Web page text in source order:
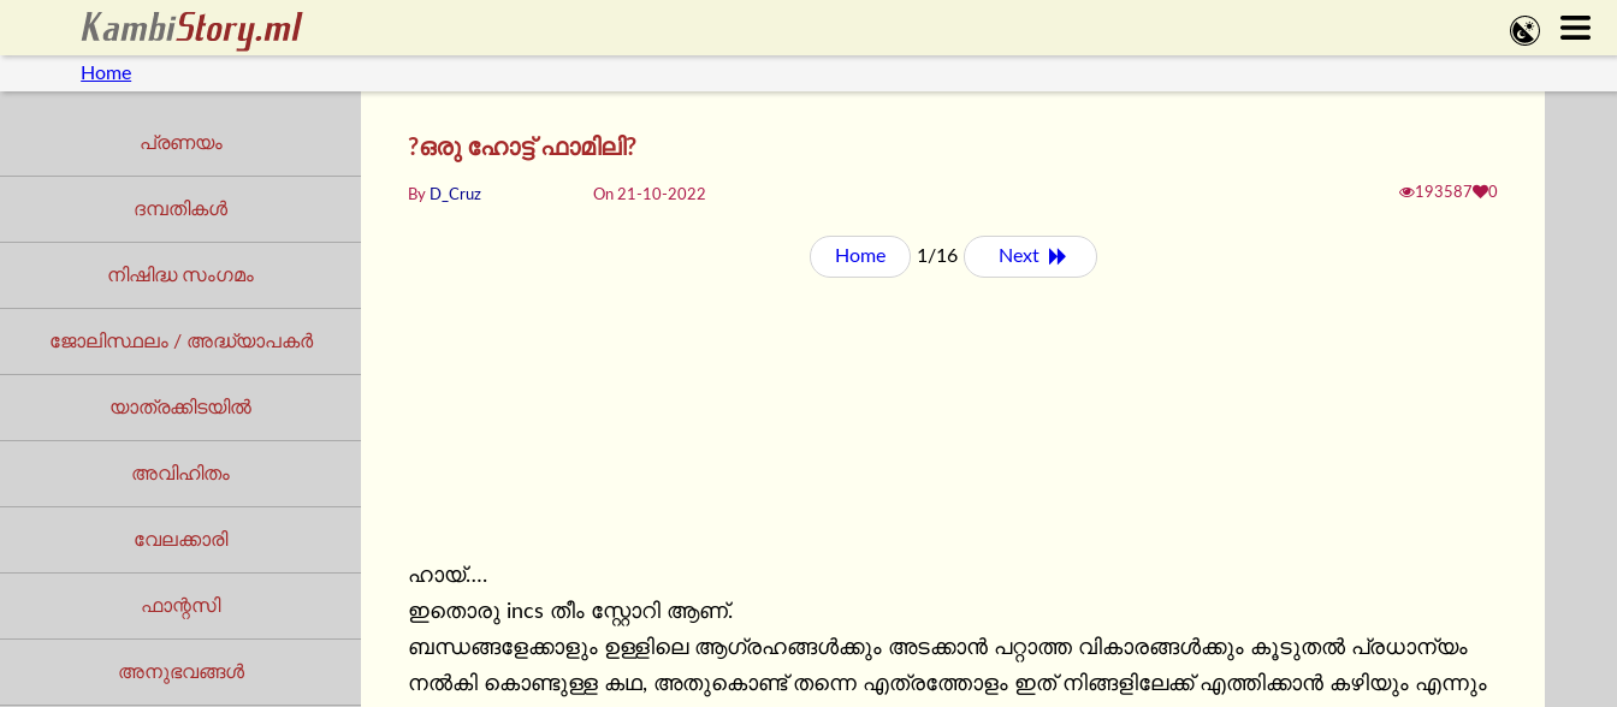
Home
പ്രണയം
ദമ്പതികൾ
നിഷിദ്ധ സംഗമം
ജോലിസ്ഥലം / അദ്ധ്യാപകർ
യാത്രക്കിടയില്‍
അവിഹിതം
വേലക്കാരി
ഫാന്റസി
അനുഭവങ്ങൾ
?ഒരു ഹോട്ട് ഫാമിലി?
By D_Cruz On 21-10-2022 193587 0
Home 1/16 Next
ഹായ്….
ഇതൊരു incs തീം സ്റ്റോറി ആണ്.
ബന്ധങ്ങളേക്കാളും ഉള്ളിലെ ആഗ്രഹങ്ങൾക്കും അടക്കാൻ പറ്റാത്ത വികാരങ്ങള്‍ക്കും കൂടുതൽ പ്രധാന്യം
നൽകി കൊണ്ടുള്ള കഥ, അതുകൊണ്ട് തന്നെ എത്രത്തോളം ഇത് നിങ്ങളിലേക്ക് എത്തിക്കാൻ കഴിയും എന്നും